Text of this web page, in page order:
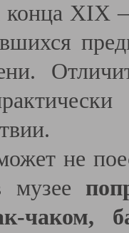
конца XIX
не
чаком,